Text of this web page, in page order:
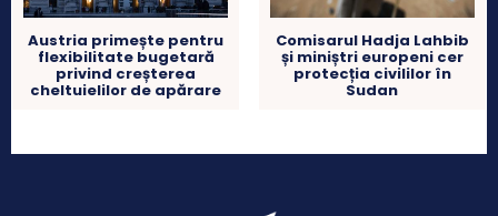
Austria primește pentru
flexibilitate bugetară
privind creșterea
cheltuielilor de apărare
Comisarul Hadja Lahbib
și miniștri europeni cer
protecția civililor în
Sudan